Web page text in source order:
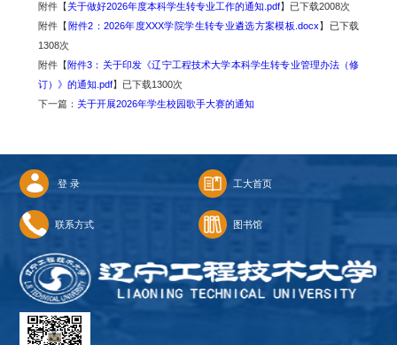
附件【关于做好2026年度本科学生转专业工作的通知.pdf】已下载2008次
附件【附件2：2026年度XXX学院学生转专业遴选方案模板.docx】已下载
1308次
附件【附件3：关于印发《辽宁工程技术大学本科学生转专业管理办法（修
订）》的通知.pdf】已下载1300次
下一篇： 关于开展2026年学生校园歌手大赛的通知
登 录 工大首页
联系方式 图书馆